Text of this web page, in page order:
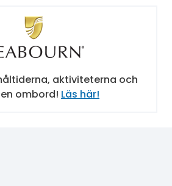
avkopplande semester. På
på soldäck, i poolen
Du kan även skämma bort
Kvällarna kan tillbringas i
genom att njuta av en
samt ett medföljande
aktiviteterna och
ombord! Läs här!